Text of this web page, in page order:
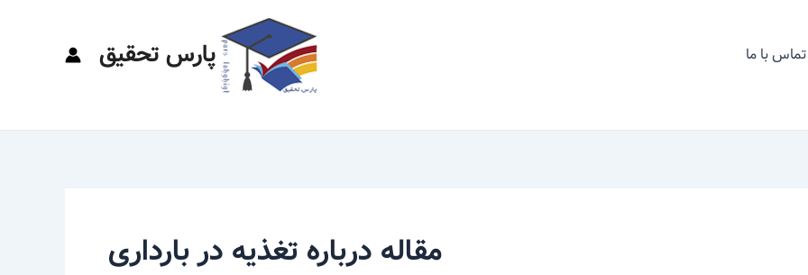
تماس با ما پارس تحقیق
مقاله درباره تغذیه در بارداری